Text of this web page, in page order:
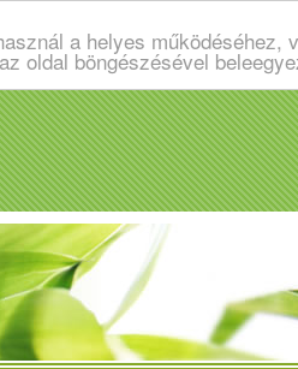
a helyes
oldal böngészésével